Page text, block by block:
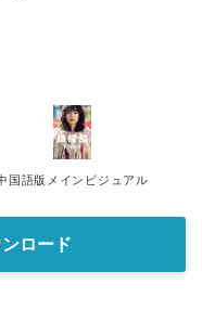
国語版メインビジュアル
ロード